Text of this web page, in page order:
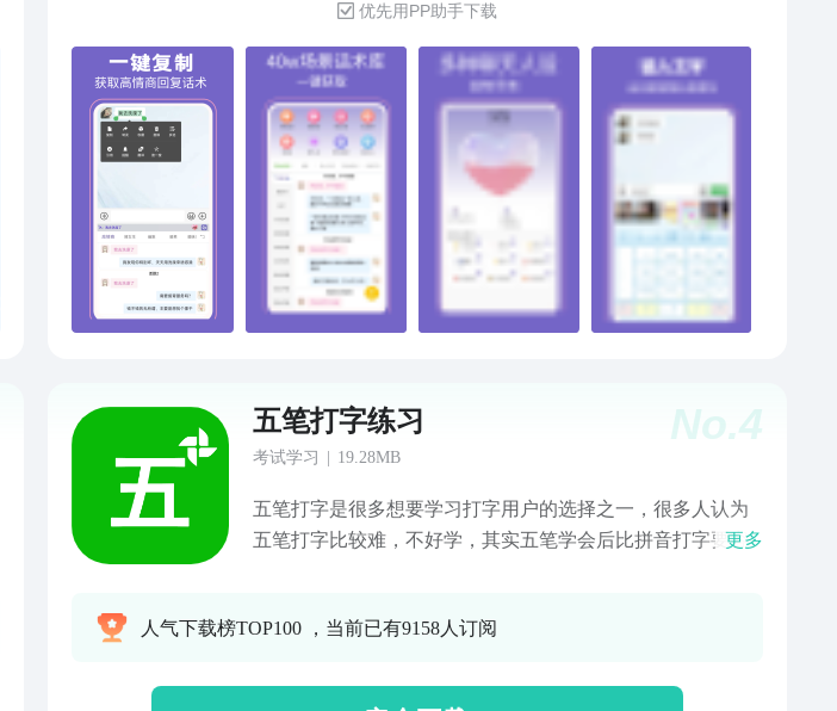
优先用PP助手下载
No.4
五笔打字练习
考试学习 19.28MB
五笔打字是很多想要学习打字用户的选择之一，很多人认为
五笔打字比较难，不好学，其实五笔学会后比拼音打字要容
五笔学习，即使是初学者也可以很快的上手，不过多久你就
更多
人气下载榜TOP100 ，当前已有9158人订阅